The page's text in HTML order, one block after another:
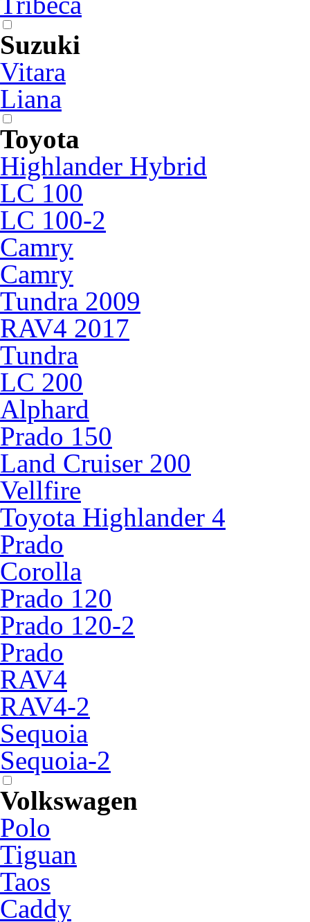
Suzuki
Vitara
Liana
Toyota
Highlander Hybrid
LC 100
LC 100-2
Camry
Camry
Tundra 2009
RAV4 2017
Tundra
LC 200
Alphard
Prado 150
Land Cruiser 200
Vellfire
Toyota Highlander 4
Prado
Corolla
Prado 120
Prado 120-2
Prado
RAV4
RAV4-2
Sequoia
Sequoia-2
Volkswagen
Polo
Tiguan
Taos
Caddy